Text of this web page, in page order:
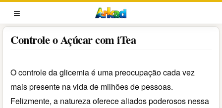
Pular
para
o
conteúdo
MENU
Controle o Açúcar com iTea
O controle da glicemia é uma preocupação cada vez
mais presente na vida de milhões de pessoas.
Felizmente, a natureza oferece aliados poderosos nessa